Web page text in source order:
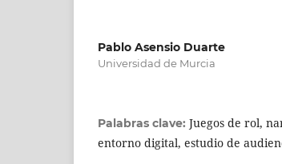
Pablo Asensio Duarte
Universidad de Murcia
Palabras clave: Juegos de rol,
entorno digital, estudio de